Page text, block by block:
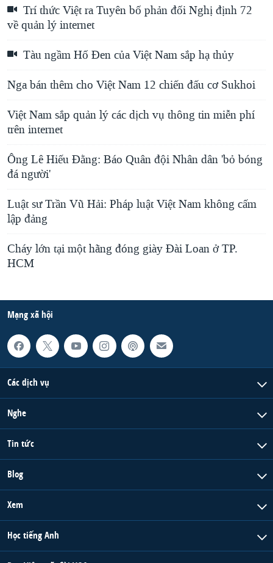
Trí thức Việt ra Tuyên bố phản đối Nghị định 72
về quản lý internet
Tàu ngầm Hố Đen của Việt Nam sắp hạ thủy
Nga bán thêm cho Việt Nam 12 chiến đấu cơ Sukhoi
Việt Nam sắp quản lý các dịch vụ thông tin miễn phí
trên internet
Ông Lê Hiếu Đằng: Báo Quân đội Nhân dân 'bỏ bóng
đá người'
Luật sư Trần Vũ Hải: Pháp luật Việt Nam không cấm
lập đảng
Cháy lớn tại một hãng đóng giày Đài Loan ở TP.
HCM
Mạng xã hội
Các dịch vụ
Nghe
Tin tức
Blog
Xem
Học tiếng Anh